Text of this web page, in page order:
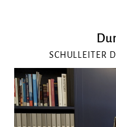
SCHULLEITER